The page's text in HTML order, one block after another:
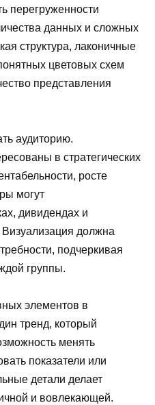
перегруженности
данных и сложных
структура, лаконичные
цветовых схем
представления
аудиторию.
в стратегических
росте
могут
дивидендах и
должна
подчеркивая
группы.
элементов в
тренд, который
менять
показатели или
детали делает
и вовлекающей.